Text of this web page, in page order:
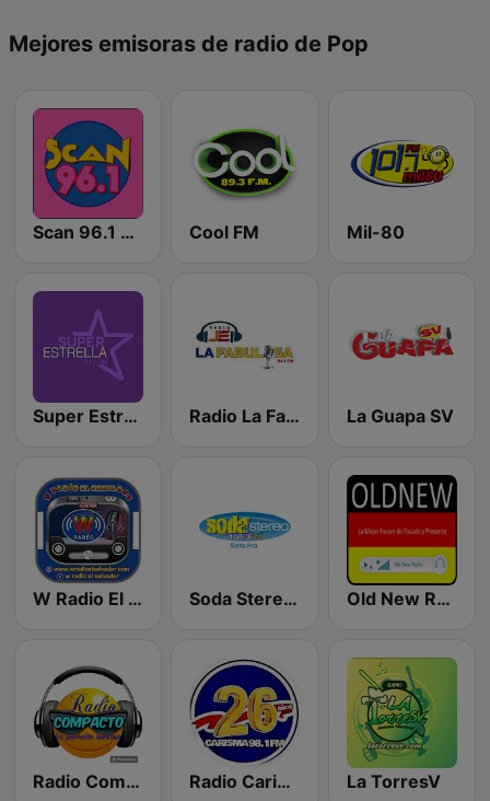
Mejores emisoras de radio de Pop
Scan 96.1 FM Cool FM Mil-80
Super Estrella 94.1 FM Radio La Fabulosa La Guapa SV
W Radio El Salvador Soda Stereo 105.3 FM Old New Radio
Radio Compacto Radio Carisma 98.1 FM La TorresV